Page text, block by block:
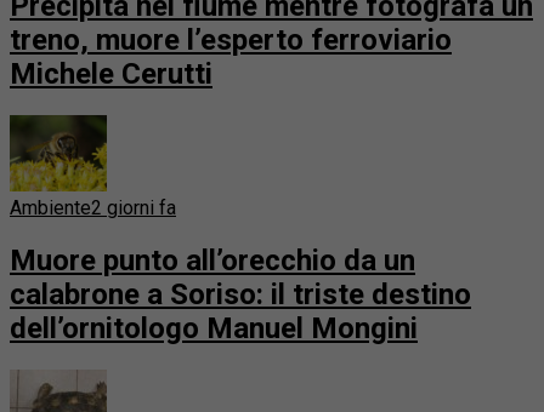
treno, muore l’esperto ferroviario
Michele Cerutti
Ambiente2 giorni fa
Muore punto all’orecchio da un
calabrone a Soriso: il triste destino
dell’ornitologo Manuel Mongini